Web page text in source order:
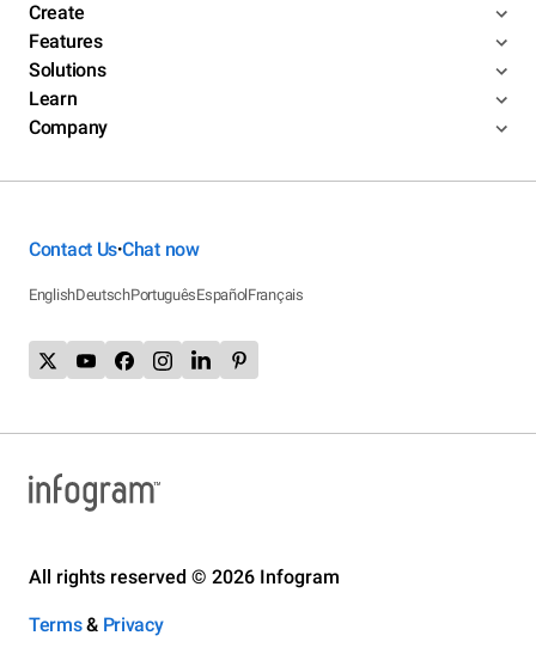
Create
Features
Solutions
Learn
Company
Contact Us•Chat now
EnglishDeutschPortuguêsEspañolFrançais
All rights reserved © 2026 Infogram
Terms& Privacy